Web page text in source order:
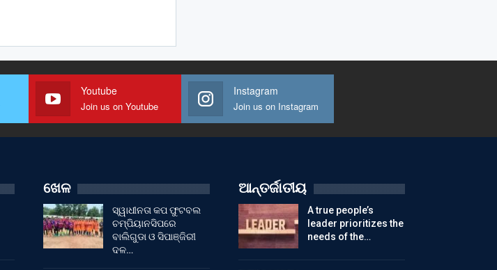
Youtube
Join us on Youtube
Instagram
Join us on Instagram
ଖେଳ
ସ୍ୱାଧୀନତା କପ ଫୁଟବଲ
ଚମ୍ପିୟାନସିପରେ
ବାଲିଗୁଡା ଓ ସିପାଞ୍ଜିରୀ
ଦଳ…
ଆନ୍ତର୍ଜାତୀୟ
A true people’s
leader prioritizes the
needs of the…